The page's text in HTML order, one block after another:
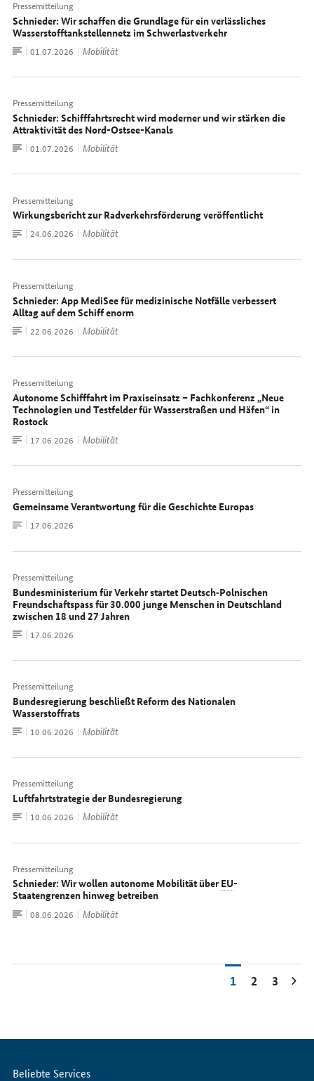
Pressemitteilung
Schnieder: Wir schaffen die Grundlage für ein verlässliches
Wasserstofftankstellennetz im Schwerlastverkehr
Zum
Dokument
Datum:
01.07.2026 Mobilität
Pressemitteilung
Schnieder: Schifffahrtsrecht wird moderner und wir stärken die
Attraktivität des Nord-Ostsee-Kanals
Zum
Dokument
Datum:
01.07.2026 Mobilität
Pressemitteilung
Wirkungsbericht zur Radverkehrsförderung veröffentlicht
Zum
Dokument
Datum:
24.06.2026 Mobilität
Pressemitteilung
Schnieder: App MediSee für medizinische Notfälle verbessert
Alltag auf dem Schiff enorm
Zum
Dokument
Datum:
22.06.2026 Mobilität
Pressemitteilung
Autonome Schifffahrt im Praxiseinsatz – Fachkonferenz „Neue
Technologien und Testfelder für Wasserstraßen und Häfen“ in
Rostock
Zum
Dokument
Datum:
17.06.2026 Mobilität
Pressemitteilung
Gemeinsame Verantwortung für die Geschichte Europas
Zum
Dokument
Datum:
17.06.2026
Pressemitteilung
Bundesministerium für Verkehr startet Deutsch‑Polnischen
Freundschaftspass für 30.000 junge Menschen in Deutschland
zwischen 18 und 27 Jahren
Zum
Dokument
Datum:
17.06.2026
Pressemitteilung
Bundesregierung beschließt Reform des Nationalen
Wasserstoffrats
Zum
Dokument
Datum:
10.06.2026 Mobilität
Pressemitteilung
Luftfahrtstrategie der Bundesregierung
Zum
Dokument
Datum:
10.06.2026 Mobilität
Pressemitteilung
Schnieder: Wir wollen autonome Mobilität überEU-
Staatengrenzen hinweg betreiben
Zum
Dokument
Datum:
08.06.2026 Mobilität
1 2 3
Servicemenü
Beliebte Services